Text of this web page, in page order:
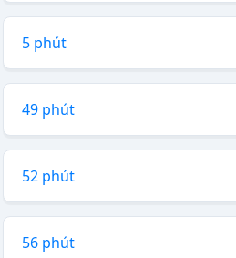
5 phút
49 phút
52 phút
56 phút